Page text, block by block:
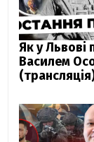
Як у Львові
Василем